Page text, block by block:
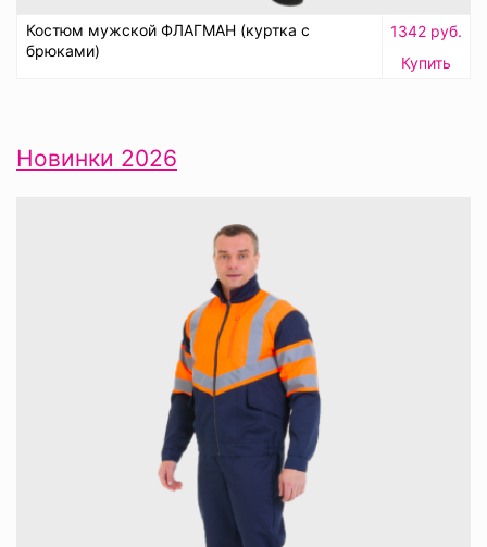
Костюм мужской ФЛАГМАН (куртка с
брюками)
1342 руб.
Купить
Новинки 2026